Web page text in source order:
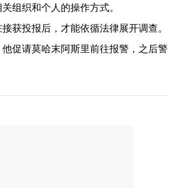
组织和个人的操作方式。
获投报后，才能依循法律展开调查。
促请莫哈末阿斯里前往报警，之后警